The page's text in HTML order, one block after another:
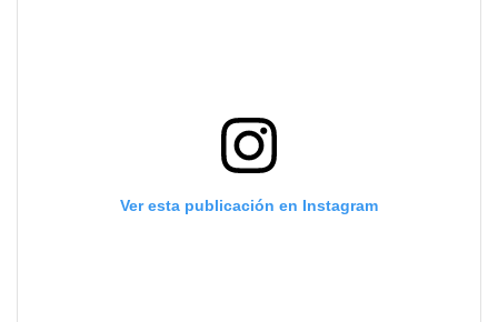
Ver esta publicación en Instagram